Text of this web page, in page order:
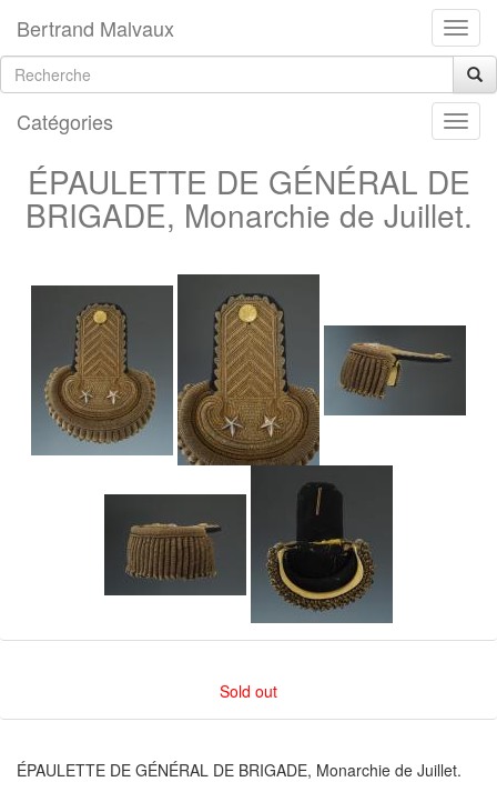
Bertrand Malvaux
Catégories
ÉPAULETTE DE GÉNÉRAL DE
BRIGADE, Monarchie de Juillet.
Sold out
ÉPAULETTE DE GÉNÉRAL DE BRIGADE, Monarchie de Juillet.